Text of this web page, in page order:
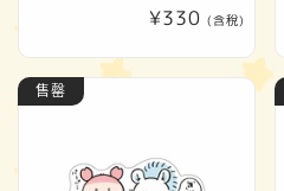
定
¥330 (含稅)
售罄